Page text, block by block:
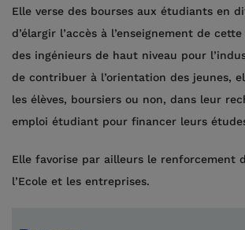
Elle verse des bourses aux étudiants en
d’élargir l’accès à l’enseignement de
des ingénieurs de haut niveau pour
de contribuer à l’orientation des jeunes,
les élèves, boursiers ou non, dans leur
emploi étudiant pour financer leurs
Elle favorise par ailleurs le renforcement
l’Ecole et les entreprises.